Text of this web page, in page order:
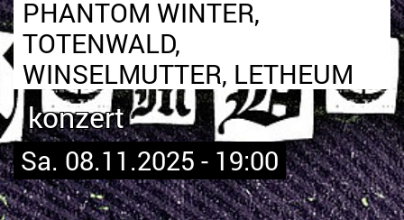
PHANTOM WINTER,
TOTENWALD,
WINSELMUTTER, LETHEUM
konzert
Sa. 08.11.2025 - 19:00